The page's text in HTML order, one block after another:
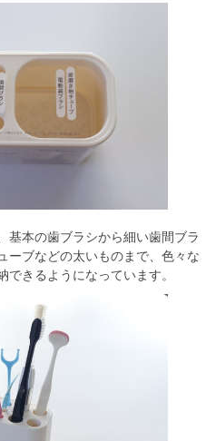
基本の歯ブラシから細い歯間ブラ
ーブなどの太いものまで、色々な
できるようになっています。